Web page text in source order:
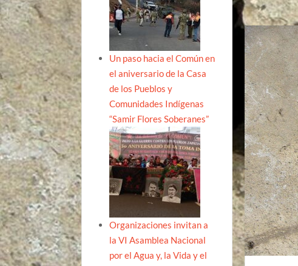
Un paso hacia el Común en
el aniversario de la Casa
de los Pueblos y
Comunidades Indígenas
“Samir Flores Soberanes”
Organizaciones invitan a
la VI Asamblea Nacional
por el Agua y, la Vida y el